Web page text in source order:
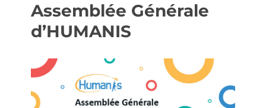
Assemblée Générale
d’HUMANIS